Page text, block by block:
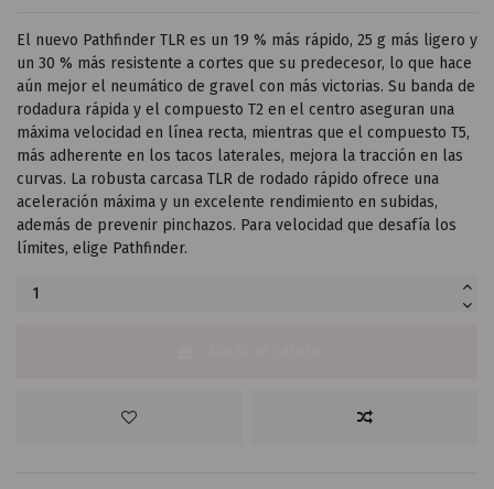
El nuevo Pathfinder TLR es un 19 % más rápido, 25 g más ligero y
un 30 % más resistente a cortes que su predecesor, lo que hace
aún mejor el neumático de gravel con más victorias. Su banda de
rodadura rápida y el compuesto T2 en el centro aseguran una
máxima velocidad en línea recta, mientras que el compuesto T5,
más adherente en los tacos laterales, mejora la tracción en las
curvas. La robusta carcasa TLR de rodado rápido ofrece una
aceleración máxima y un excelente rendimiento en subidas,
además de prevenir pinchazos. Para velocidad que desafía los
límites, elige Pathfinder.